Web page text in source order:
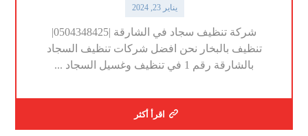
يناير 23, 2024
تنظيف بالبخار نحن افضل شركات تنظيف السجاد
بالشارقة رقم 1 في تنظيف وغسيل السجاد ...
اقرأ أكثر